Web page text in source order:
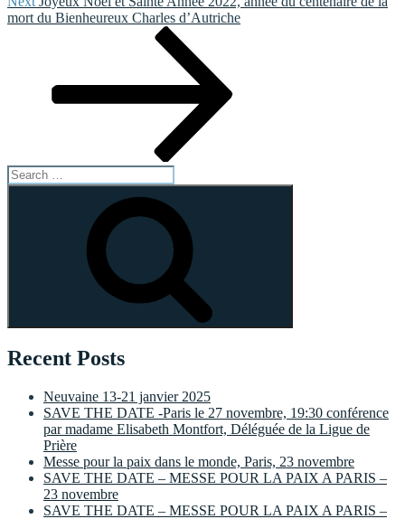
Post
mort du Bienheureux Charles d’Autriche
Search
for:
Recent Posts
Neuvaine 13-21 janvier 2025
SAVE THE DATE -Paris le 27 novembre, 19:30 conférence
par madame Elisabeth Montfort, Déléguée de la Ligue de
Prière
Messe pour la paix dans le monde, Paris, 23 novembre
SAVE THE DATE – MESSE POUR LA PAIX A PARIS –
23 novembre
SAVE THE DATE – MESSE POUR LA PAIX A PARIS –